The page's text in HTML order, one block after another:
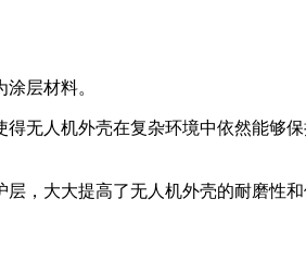
涂层材料。
人机外壳在复杂环境中依然能够保
大大提高了无人机外壳的耐磨性和